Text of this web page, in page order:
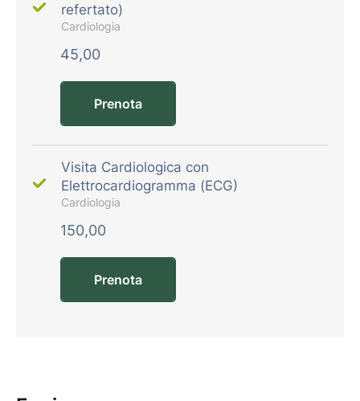
refertato)
Cardiologia
45,00
Prenota
Visita Cardiologica con
Elettrocardiogramma (ECG)
Cardiologia
150,00
Prenota